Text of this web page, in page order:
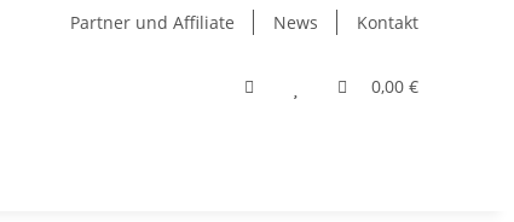
Partner und Affiliate News Kontakt
0,00 €